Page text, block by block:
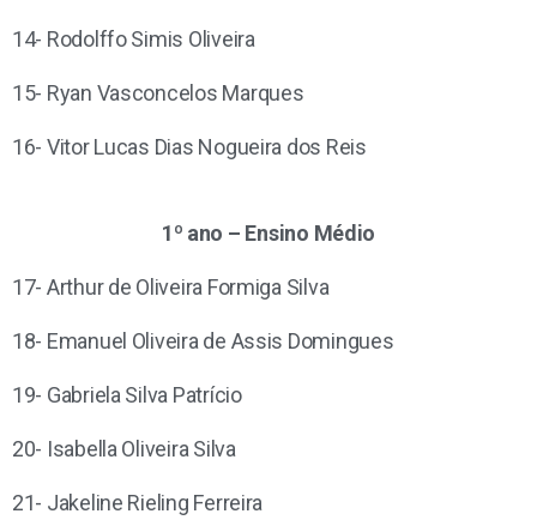
14- Rodolffo Simis Oliveira
15- Ryan Vasconcelos Marques
16- Vitor Lucas Dias Nogueira dos Reis
1º ano – Ensino Médio
17- Arthur de Oliveira Formiga Silva
18- Emanuel Oliveira de Assis Domingues
19- Gabriela Silva Patrício
20- Isabella Oliveira Silva
21- Jakeline Rieling Ferreira